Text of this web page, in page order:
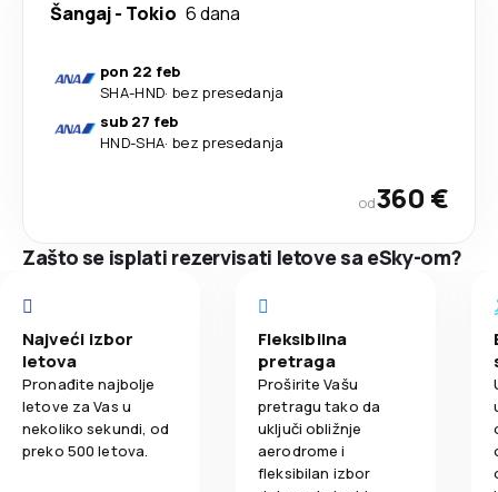
Šangaj- Tokio 6 dana
pon 22 feb
SHA-HND· bez presedanja
sub 27 feb
HND-SHA· bez presedanja
od360 €
Zašto se isplati rezervisati letove sa eSky-om?
Najveći izbor
letova
Pronađite najbolje
letove za Vas u
nekoliko sekundi, od
preko 500 letova.
Fleksibilna
pretraga
Proširite Vašu
pretragu tako da
uključi obližnje
aerodrome i
fleksibilan izbor